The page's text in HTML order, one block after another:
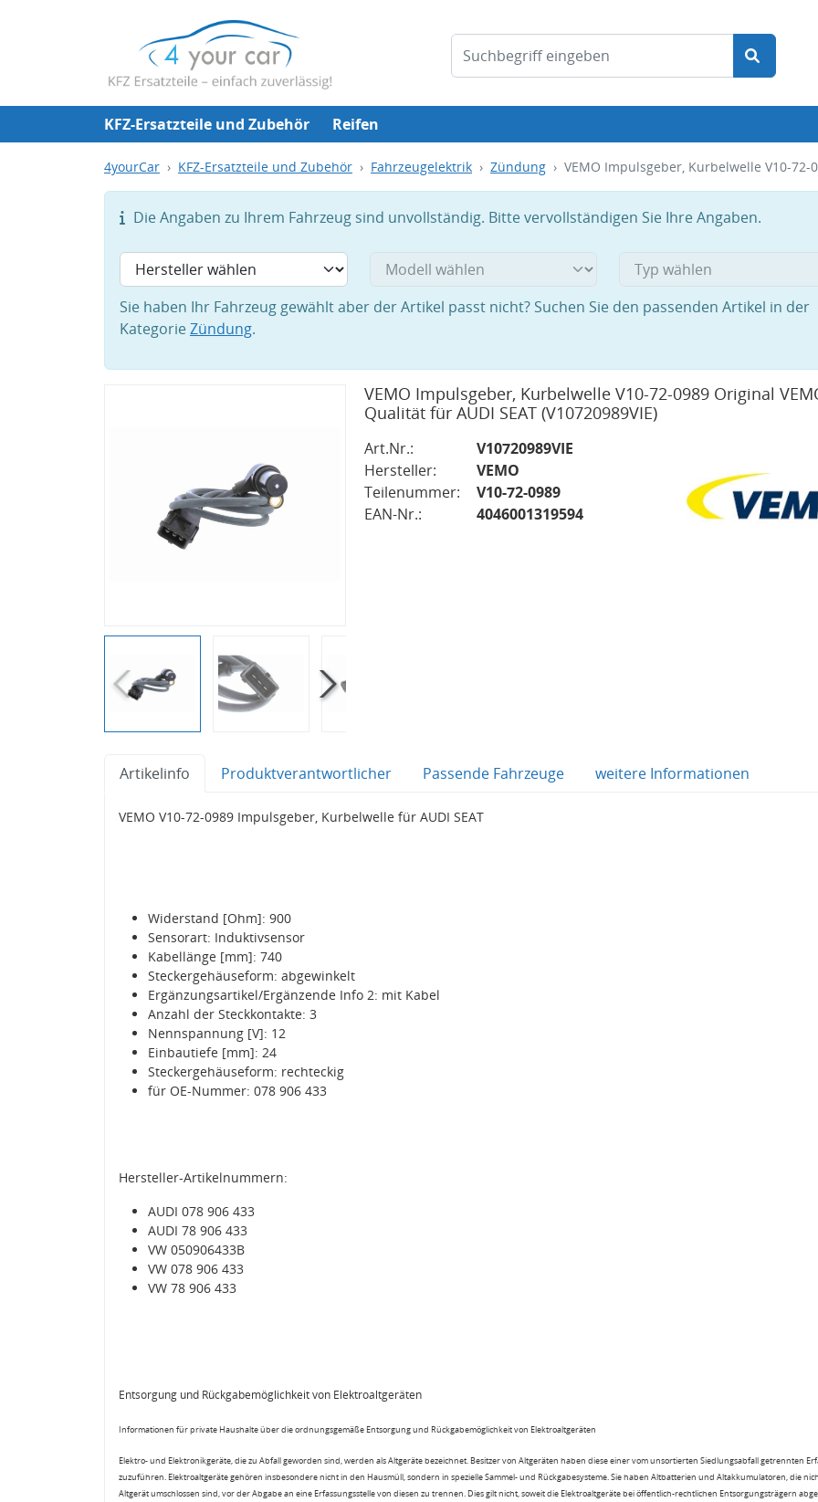
KFZ-Ersatzteile und Zubehör Reifen
4yourCar KFZ-Ersatzteile und Zubehör Fahrzeugelektrik Zündung VEMO Impulsgeber, Kurbelwelle V10-72-
Die Angaben zu Ihrem Fahrzeug sind unvollständig. Bitte vervollständigen Sie Ihre Angaben.
Sie haben Ihr Fahrzeug gewählt aber der Artikel passt nicht? Suchen Sie den passenden Artikel in der
KategorieZündung.
VEMO Impulsgeber, Kurbelwelle V10-72-0989 Original
Qualität für AUDI SEAT (V10720989VIE)
Art.Nr.:
V10720989VIE
Hersteller:
VEMO
Teilenummer:
V10-72-0989
EAN-Nr.:
4046001319594
Artikelinfo Produktverantwortlicher Passende Fahrzeuge weitere Informationen
VEMO V10-72-0989 Impulsgeber, Kurbelwelle für AUDI SEAT
Widerstand [Ohm]: 900
Sensorart: Induktivsensor
Kabellänge [mm]: 740
Steckergehäuseform: abgewinkelt
Ergänzungsartikel/Ergänzende Info 2: mit Kabel
Anzahl der Steckkontakte: 3
Nennspannung [V]: 12
Einbautiefe [mm]: 24
Steckergehäuseform: rechteckig
für OE-Nummer: 078 906 433
Hersteller-Artikelnummern:
AUDI 078 906 433
AUDI 78 906 433
VW 050906433B
VW 078 906 433
VW 78 906 433
Entsorgung und Rückgabemöglichkeit von Elektroaltgeräten
Informationen für private Haushalte über die ordnungsgemäße Entsorgung und Rückgabemöglichkeit von Elektroaltgeräten
Elektro- und Elektronikgeräte, die zu Abfall geworden sind, werden als Altgeräte bezeichnet. Besitzer von Altgeräten haben diese einer vom unsortierten Siedlungsabfall getrennten
zuzuführen. Elektroaltgeräte gehören insbesondere nicht in den Hausmüll, sondern in spezielle Sammel- und Rückgabesysteme. Sie haben Altbatterien und Altakkumulatoren, die
Altgerät umschlossen sind, vor der Abgabe an eine Erfassungsstelle von diesen zu trennen. Dies gilt nicht, soweit die Elektroaltgeräte bei öffentlich-rechtlichen Entsorgungsträgern